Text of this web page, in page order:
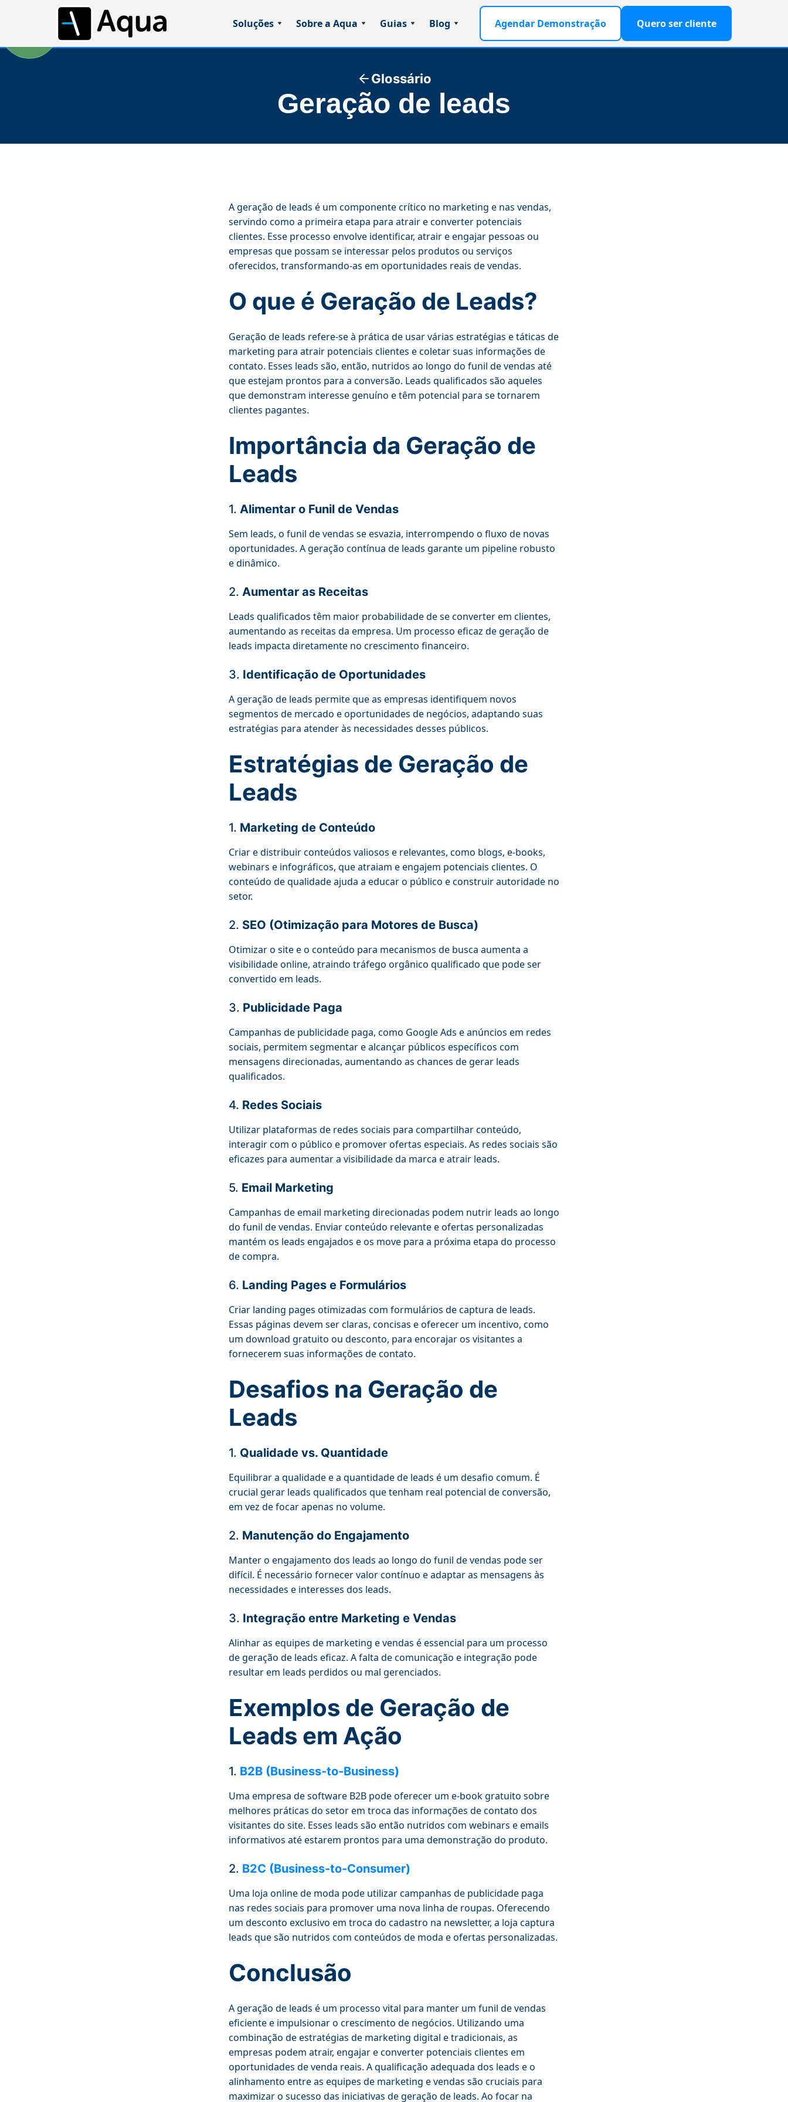
Soluções Sobre a Aqua Guias Blog Agendar Demonstração Quero ser cliente
Glossário
Geração de leads
A geração de leads é um componente crítico no marketing e nas vendas,
servindo como a primeira etapa para atrair e converter potenciais
clientes. Esse processo envolve identificar, atrair e engajar pessoas ou
empresas que possam se interessar pelos produtos ou serviços
oferecidos, transformando-as em oportunidades reais de vendas.
O que é Geração de Leads?
Geração de leads refere-se à prática de usar várias estratégias e táticas de
marketing para atrair potenciais clientes e coletar suas informações de
contato. Esses leads são, então, nutridos ao longo do funil de vendas até
que estejam prontos para a conversão. Leads qualificados são aqueles
que demonstram interesse genuíno e têm potencial para se tornarem
clientes pagantes.
Importância da Geração de
Leads
1. Alimentar o Funil de Vendas
Sem leads, o funil de vendas se esvazia, interrompendo o fluxo de novas
oportunidades. A geração contínua de leads garante um pipeline robusto
e dinâmico.
2. Aumentar as Receitas
Leads qualificados têm maior probabilidade de se converter em clientes,
aumentando as receitas da empresa. Um processo eficaz de geração de
leads impacta diretamente no crescimento financeiro.
3. Identificação de Oportunidades
A geração de leads permite que as empresas identifiquem novos
segmentos de mercado e oportunidades de negócios, adaptando suas
estratégias para atender às necessidades desses públicos.
Estratégias de Geração de
Leads
1. Marketing de Conteúdo
Criar e distribuir conteúdos valiosos e relevantes, como blogs, e-books,
webinars e infográficos, que atraiam e engajem potenciais clientes. O
conteúdo de qualidade ajuda a educar o público e construir autoridade no
setor.
2. SEO (Otimização para Motores de Busca)
Otimizar o site e o conteúdo para mecanismos de busca aumenta a
visibilidade online, atraindo tráfego orgânico qualificado que pode ser
convertido em leads.
3. Publicidade Paga
Campanhas de publicidade paga, como Google Ads e anúncios em redes
sociais, permitem segmentar e alcançar públicos específicos com
mensagens direcionadas, aumentando as chances de gerar leads
qualificados.
4. Redes Sociais
Utilizar plataformas de redes sociais para compartilhar conteúdo,
interagir com o público e promover ofertas especiais. As redes sociais são
eficazes para aumentar a visibilidade da marca e atrair leads.
5. Email Marketing
Campanhas de email marketing direcionadas podem nutrir leads ao longo
do funil de vendas. Enviar conteúdo relevante e ofertas personalizadas
mantém os leads engajados e os move para a próxima etapa do processo
de compra.
6. Landing Pages e Formulários
Criar landing pages otimizadas com formulários de captura de leads.
Essas páginas devem ser claras, concisas e oferecer um incentivo, como
um download gratuito ou desconto, para encorajar os visitantes a
fornecerem suas informações de contato.
Desafios na Geração de
Leads
1. Qualidade vs. Quantidade
Equilibrar a qualidade e a quantidade de leads é um desafio comum. É
crucial gerar leads qualificados que tenham real potencial de conversão,
em vez de focar apenas no volume.
2. Manutenção do Engajamento
Manter o engajamento dos leads ao longo do funil de vendas pode ser
difícil. É necessário fornecer valor contínuo e adaptar as mensagens às
necessidades e interesses dos leads.
3. Integração entre Marketing e Vendas
Alinhar as equipes de marketing e vendas é essencial para um processo
de geração de leads eficaz. A falta de comunicação e integração pode
resultar em leads perdidos ou mal gerenciados.
Exemplos de Geração de
Leads em Ação
1. B2B (Business-to-Business)
Uma empresa de software B2B pode oferecer um e-book gratuito sobre
melhores práticas do setor em troca das informações de contato dos
visitantes do site. Esses leads são então nutridos com webinars e emails
informativos até estarem prontos para uma demonstração do produto.
2. B2C (Business-to-Consumer)
Uma loja online de moda pode utilizar campanhas de publicidade paga
nas redes sociais para promover uma nova linha de roupas. Oferecendo
um desconto exclusivo em troca do cadastro na newsletter, a loja captura
leads que são nutridos com conteúdos de moda e ofertas personalizadas.
Conclusão
A geração de leads é um processo vital para manter um funil de vendas
eficiente e impulsionar o crescimento de negócios. Utilizando uma
combinação de estratégias de marketing digital e tradicionais, as
empresas podem atrair, engajar e converter potenciais clientes em
oportunidades de venda reais. A qualificação adequada dos leads e o
alinhamento entre as equipes de marketing e vendas são cruciais para
maximizar o sucesso das iniciativas de geração de leads. Ao focar na